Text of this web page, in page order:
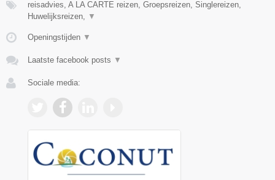
reisadvies, A LA CARTE reizen, Groepsreizen, Singlereizen,
Huwelijksreizen,
▼
Openingstijden ▼
Laatste facebook posts ▼
Sociale media: